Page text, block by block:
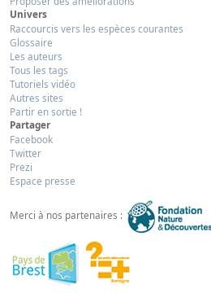
Univers
Raccourcis vers les espèces courantes
Glossaire
Les auteurs
Tous les tags
Tutoriels vidéo
Autres sites
Partir en sortie !
Partager
Facebook
Twitter
Prezi
Espace presse
Merci à nos partenaires :